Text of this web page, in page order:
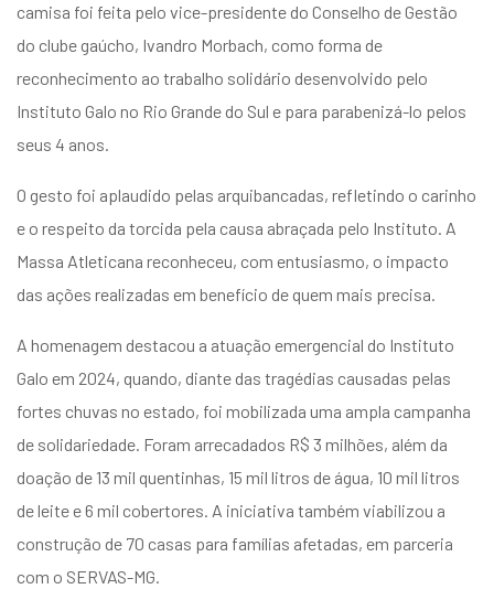
camisa foi feita pelo vice-presidente do Conselho de Gestão
do clube gaúcho, Ivandro Morbach, como forma de
reconhecimento ao trabalho solidário desenvolvido pelo
Instituto Galo no Rio Grande do Sul e para parabenizá-lo pelos
seus 4 anos.
O gesto foi aplaudido pelas arquibancadas, refletindo o carinho
e o respeito da torcida pela causa abraçada pelo Instituto. A
Massa Atleticana reconheceu, com entusiasmo, o impacto
das ações realizadas em benefício de quem mais precisa.
A homenagem destacou a atuação emergencial do Instituto
Galo em 2024, quando, diante das tragédias causadas pelas
fortes chuvas no estado, foi mobilizada uma ampla campanha
de solidariedade. Foram arrecadados R$ 3 milhões, além da
doação de 13 mil quentinhas, 15 mil litros de água, 10 mil litros
de leite e 6 mil cobertores. A iniciativa também viabilizou a
construção de 70 casas para famílias afetadas, em parceria
com o SERVAS-MG.